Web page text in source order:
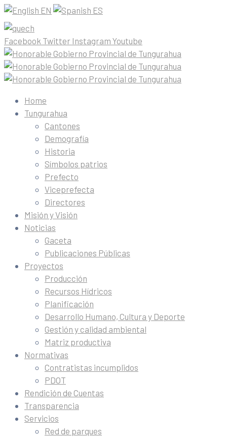
EN ES
Facebook Twitter Instagram Youtube
Home
Tungurahua
Cantones
Demografía
Historia
Símbolos patrios
Prefecto
Viceprefecta
Directores
Misión y Visión
Noticias
Gaceta
Publicaciones Públicas
Proyectos
Producción
Recursos Hídricos
Planificación
Desarrollo Humano, Cultura y Deporte
Gestión y calidad ambiental
Matriz productiva
Normativas
Contratistas incumplidos
PDOT
Rendición de Cuentas
Transparencia
Servicios
Red de parques